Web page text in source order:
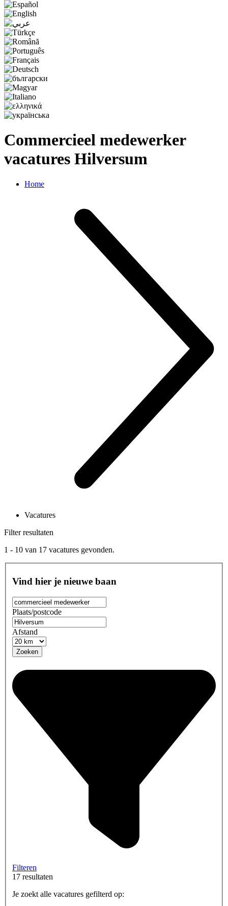
Commercieel medewerker
vacatures Hilversum
Home
Vacatures
Filter resultaten
1 - 10 van 17 vacatures gevonden.
Vind hier je nieuwe baan
Plaats/postcode
Afstand
Zoeken
Filteren
17 resultaten
Je zoekt alle vacatures gefilterd op: